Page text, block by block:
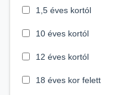
1,5 éves kortól
10 éves kortól
12 éves kortól
18 éves kor felett